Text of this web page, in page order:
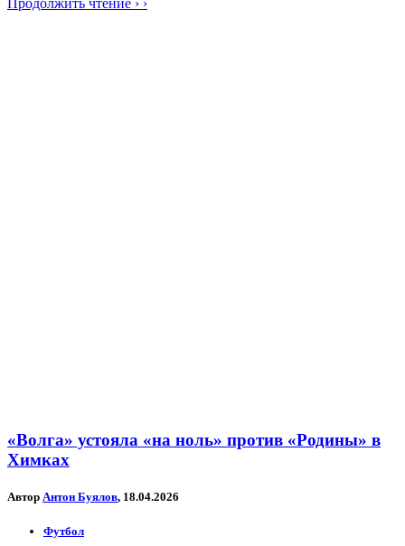
Продолжить чтение › ›
«Волга» устояла «на ноль» против «Родины» в
Химках
Автор Антон Буялов, 18.04.2026
Футбол